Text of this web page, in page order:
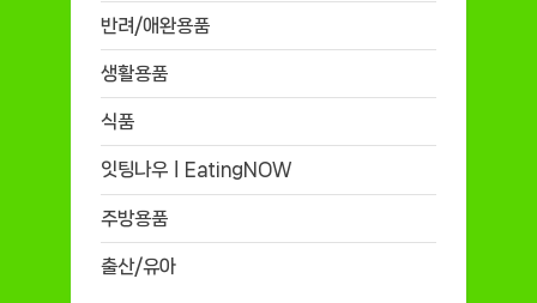
반려/애완용품
생활용품
식품
잇팅나우ㅣEatingNOW
주방용품
출산/유아